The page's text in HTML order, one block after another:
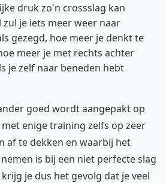
druk zo'n crossslag kan
zul je iets meer weer naar
gezegd, hoe meer je denkt te
meer je met rechts achter
je zelf naar beneden hebt
goed wordt aangepakt op
enige training zelfs op zeer
af te dekken en waarbij het
is bij een niet perfecte slag
je dus het gevolg dat je veel